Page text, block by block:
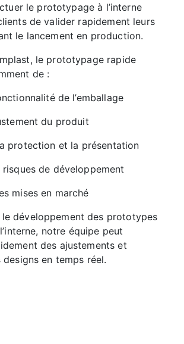
le prototypage à l’interne
de valider rapidement leurs
le lancement en production.
le prototypage rapide
de :
de l’emballage
du produit
protection et la présentation
risques de développement
mises en marché
développement des prototypes
notre équipe peut
des ajustements et
en temps réel.